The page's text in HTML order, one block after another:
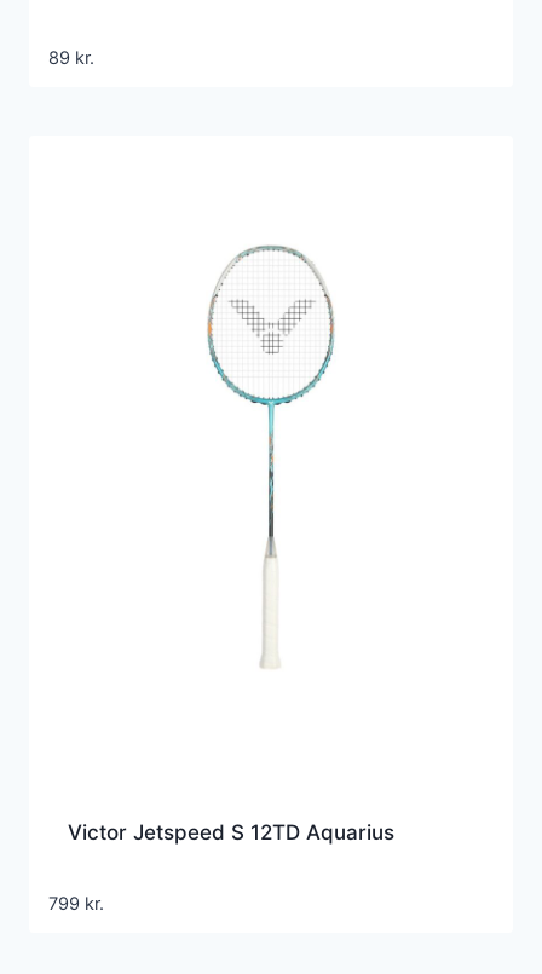
89 kr.
Victor Jetspeed S 12TD Aquarius
799 kr.